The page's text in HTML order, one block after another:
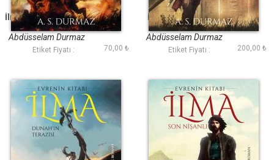
İlma II - Lanetli Duvar
Abdüsselam Durmaz
Etiket Fiyatı : 70,00 ₺
İlma IV - Son Savaş
Abdüsselam Durmaz
Etiket Fiyatı : 200,00 ₺